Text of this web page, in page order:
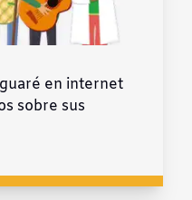
en internet
sobre sus